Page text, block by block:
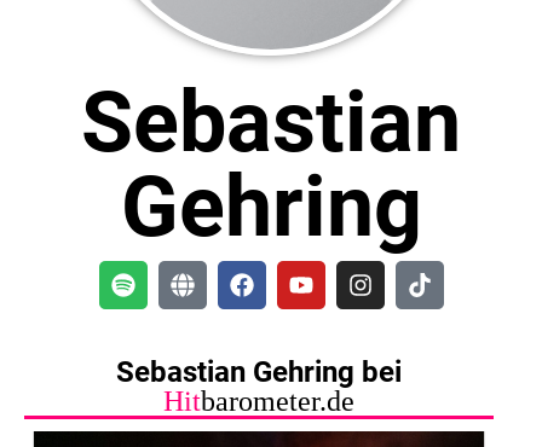
Sebastian
Gehring
Sebastian Gehring bei
Hitbarometer.de